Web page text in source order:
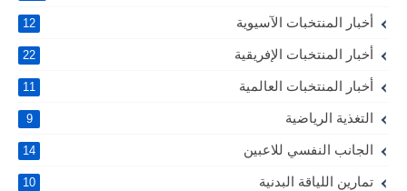
أخبار المنتخبات الآسيوية 12
أخبار المنتخبات الإفريقية 22
أخبار المنتخبات العالمية 11
التغذية الرياضية 9
الجانب النفسي للاعبين 14
تمارين اللياقة البدنية 10